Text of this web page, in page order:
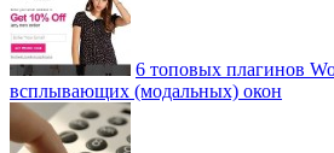
6 топовых плагинов
всплывающих (модальных) окон